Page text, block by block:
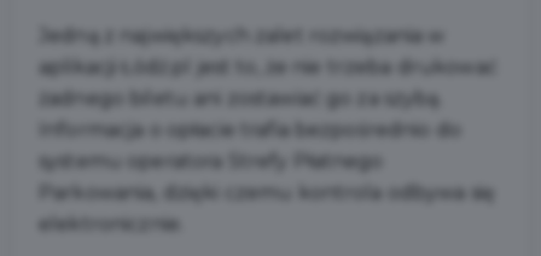
Jedną z największych zalet rozwiązania w
aplikacji Łódź.pl jest to, że nie trzeba drukować
żadnego biletu ani zostawiać go za szybą.
Informacja o opłacie trafia bezpośrednio do
systemu operatora Strefy Płatnego
Parkowania, dzięki czemu kontrola odbywa się
elektronicznie.